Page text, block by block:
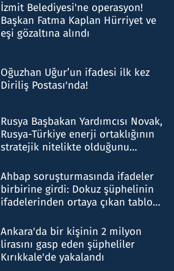
İzmit Belediyesi'ne operasyon!
Başkan Fatma Kaplan Hürriyet ve
eşi gözaltına alındı
Oğuzhan Uğur’un ifadesi ilk kez
Diriliş Postası'nda!
Rusya Başbakan Yardımcısı Novak,
Rusya-Türkiye enerji ortaklığının
stratejik nitelikte olduğunu
Ahbap soruşturmasında ifadeler
birbirine girdi: Dokuz şüphelinin
ifadelerinden ortaya çıkan tablo
Ankara'da bir kişinin 2 milyon
lirasını gasp eden şüpheliler
Kırıkkale'de yakalandı